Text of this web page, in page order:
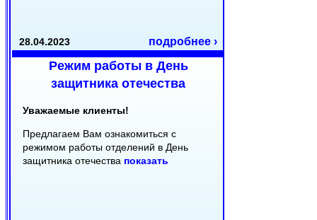
28.04.2023 подробнее ›
Режим работы в День
защитника отечества
Уважаемые клиенты!
Предлагаем Вам ознакомиться с
режимом работы отделений в День
защитника отечества показать